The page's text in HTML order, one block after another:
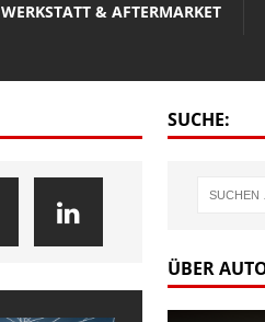
WERKSTATT & AFTERMARKET
SUCHE:
ÜBER